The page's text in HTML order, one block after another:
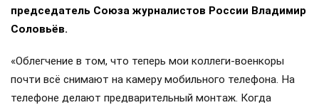
председатель Союза журналистов России Владимир
Соловьёв.
«Облегчение в том, что теперь мои коллеги-военкоры
почти всё снимают на камеру мобильного телефона. На
телефоне делают предварительный монтаж. Когда